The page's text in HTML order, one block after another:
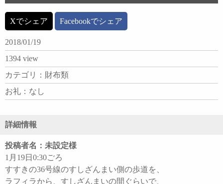
Xでシェア Facebookでシェア
2018/01/19
1394 view
カテゴリ：財布類
お礼：なし
詳細情報
投稿者名：未設定様
1月19日0:30ごろ
すすきの36号線のすしざんまい側の歩道を、
ラフィラから、すしざんまいの間ぐらいで、